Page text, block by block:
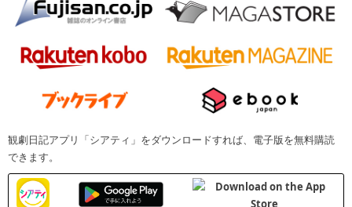
観劇日記アプリ「シアティ」をダウンロードすれば、電子版を無料購読
できます。